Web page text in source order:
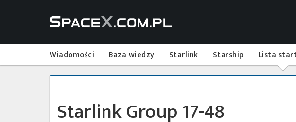
Wiadomości Baza wiedzy Starlink Starship Lista
Starlink Group 17-48